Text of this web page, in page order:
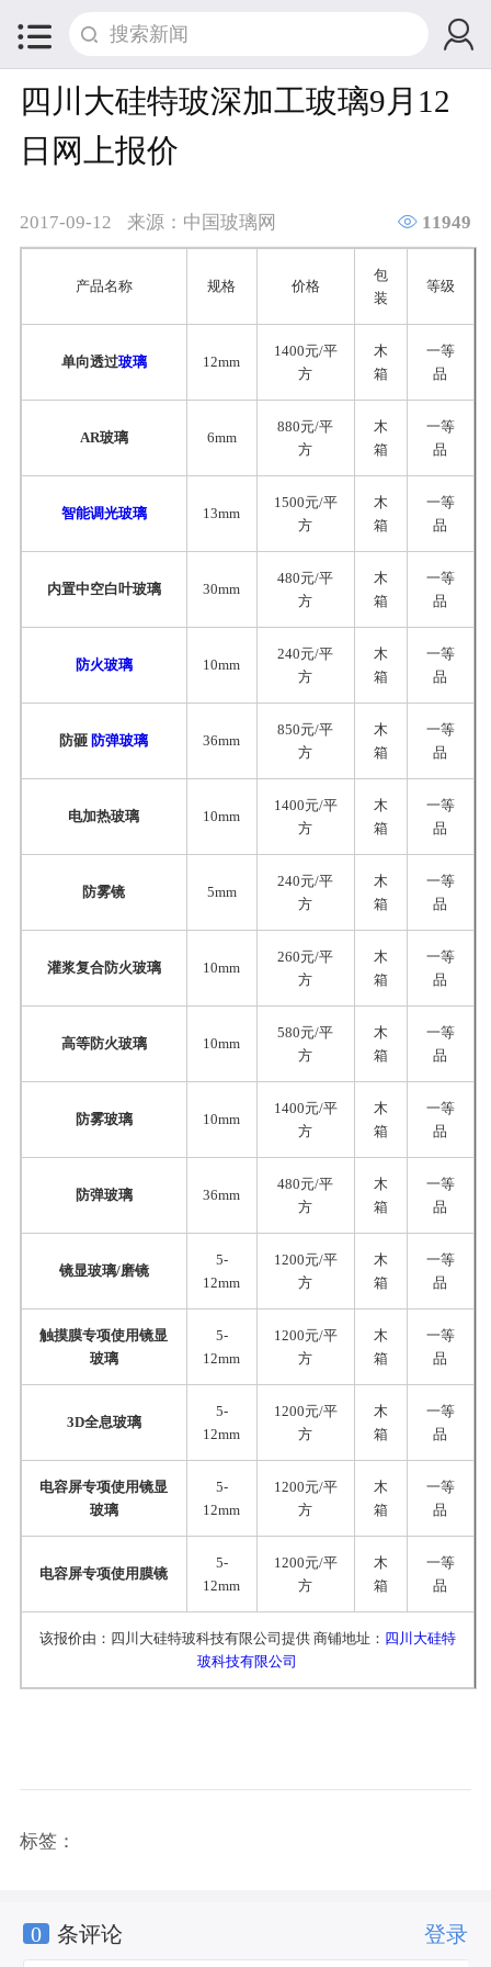
 
四川大硅特玻深加工玻璃9月12
日网上报价
2017-09-12 来源：中国玻璃网  11949
产品名称 规格 价格
包
装
等级
单向透过玻璃 12mm
1400元/平
方
木
箱
一等
品
AR玻璃 6mm
880元/平
方
木
箱
一等
品
智能调光玻璃 13mm
1500元/平
方
木
箱
一等
品
内置中空白叶玻璃 30mm
480元/平
方
木
箱
一等
品
防火玻璃 10mm
240元/平
方
木
箱
一等
品
防砸 防弹玻璃 36mm
850元/平
方
木
箱
一等
品
电加热玻璃 10mm
1400元/平
方
木
箱
一等
品
防雾镜 5mm
240元/平
方
木
箱
一等
品
灌浆复合防火玻璃 10mm
260元/平
方
木
箱
一等
品
高等防火玻璃 10mm
580元/平
方
木
箱
一等
品
防雾玻璃 10mm
1400元/平
方
木
箱
一等
品
防弹玻璃 36mm
480元/平
方
木
箱
一等
品
镜显玻璃/磨镜
5-
12mm
1200元/平
方
木
箱
一等
品
触摸膜专项使用镜显
玻璃
5-
12mm
1200元/平
方
木
箱
一等
品
3D全息玻璃
5-
12mm
1200元/平
方
木
箱
一等
品
电容屏专项使用镜显
玻璃
5-
12mm
1200元/平
方
木
箱
一等
品
电容屏专项使用膜镜
5-
12mm
1200元/平
方
木
箱
一等
品
该报价由：四川大硅特玻科技有限公司提供 商铺地址： 四川大硅特
玻科技有限公司
标签：
0 条评论 登录